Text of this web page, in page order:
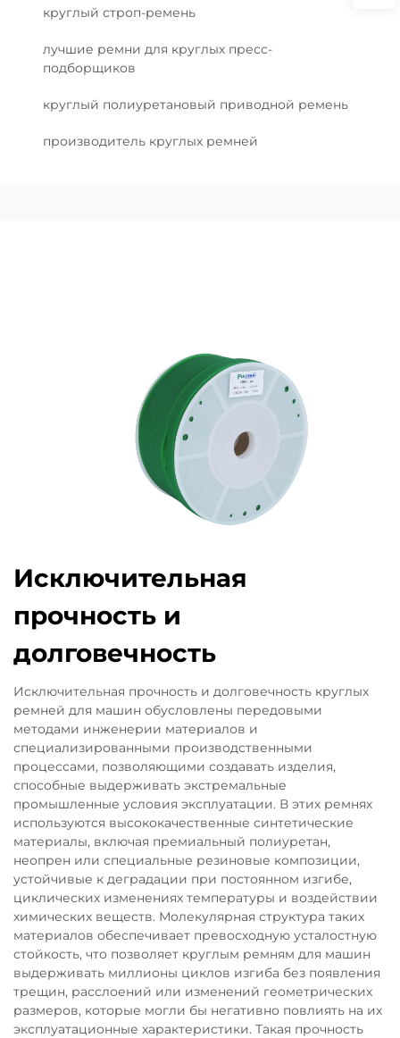
круглый строп-ремень
лучшие ремни для круглых пресс-
подборщиков
круглый полиуретановый приводной ремень
производитель круглых ремней
Исключительная
прочность и
долговечность
Исключительная прочность и долговечность круглых
ремней для машин обусловлены передовыми
методами инженерии материалов и
специализированными производственными
процессами, позволяющими создавать изделия,
способные выдерживать экстремальные
промышленные условия эксплуатации. В этих ремнях
используются высококачественные синтетические
материалы, включая премиальный полиуретан,
неопрен или специальные резиновые композиции,
устойчивые к деградации при постоянном изгибе,
циклических изменениях температуры и воздействии
химических веществ. Молекулярная структура таких
материалов обеспечивает превосходную усталостную
стойкость, что позволяет круглым ремням для машин
выдерживать миллионы циклов изгиба без появления
трещин, расслоений или изменений геометрических
размеров, которые могли бы негативно повлиять на их
эксплуатационные характеристики. Такая прочность